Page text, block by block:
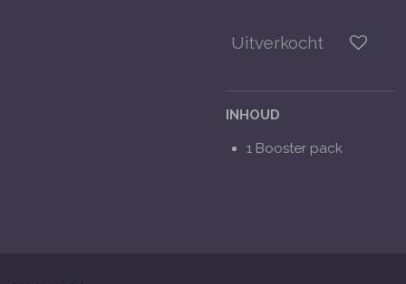
Uitverkocht
INHOUD
1 Booster pack